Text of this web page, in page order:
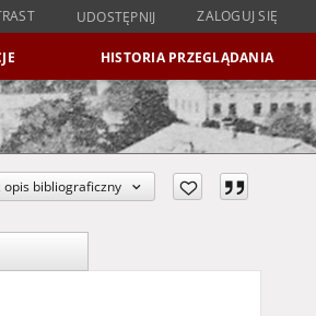
UDOSTĘPNIJ ZALOGUJ SIĘ
HISTORIA PRZEGLĄDANIA
opis bibliograficzny